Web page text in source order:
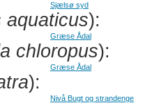
Sjælsø syd
aquaticus):
Græse Ådal
chloropus):
Græse Ådal
):
Nivå Bugt og strandenge